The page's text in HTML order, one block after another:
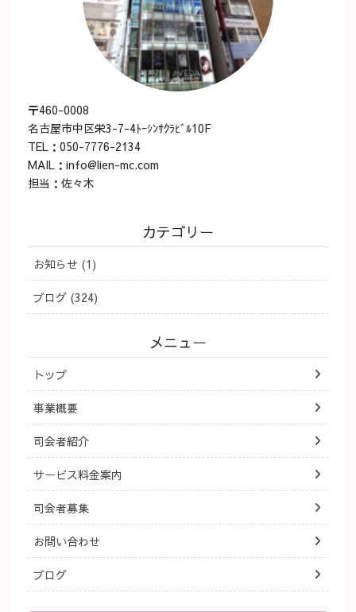
〒460-0008
名古屋市中区栄3-7-4ﾄｰｼﾝｻｸﾗﾋﾞﾙ10F
TEL：050-7776-2134
MAIL：info@lien-mc.com
担当：佐々木
カテゴリー
お知らせ (1)
ブログ (324)
メニュー
トップ
事業概要
司会者紹介
サービス料金案内
司会者募集
お問い合わせ
ブログ